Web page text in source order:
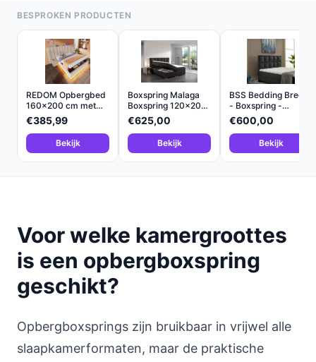
BESPROKEN PRODUCTEN
REDOM Opbergbed
160x200 cm met
Hydraul...
€385,99
Bekijk
Boxspring Malaga
Boxspring 120x200
cm...
€625,00
Bekijk
BSS Bedding Breda
- Boxspring -
Comple...
€600,00
Bekijk
Voor welke kamergroottes
is een opbergboxspring
geschikt?
Opbergboxsprings zijn bruikbaar in vrijwel alle
slaapkamerformaten, maar de praktische